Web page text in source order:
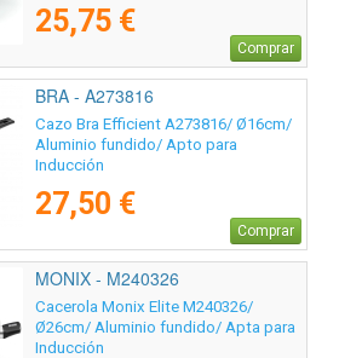
25,75 €
Comprar
BRA - A273816
Cazo Bra Efficient A273816/ Ø16cm/
Aluminio fundido/ Apto para
Inducción
27,50 €
Comprar
MONIX - M240326
Cacerola Monix Elite M240326/
Ø26cm/ Aluminio fundido/ Apta para
Inducción